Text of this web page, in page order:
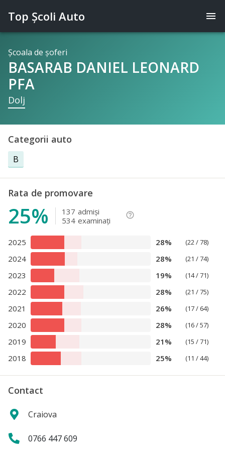
menu
Top Şcoli Auto
Şcoala de şoferi
BASARAB DANIEL LEONARD
PFA
Dolj
Categorii auto
B
Rata de promovare
25% 137 admişi
534 examinaţi
help_outline
2025 28% (22 / 78)
2024 28% (21 / 74)
2023 19% (14 / 71)
2022 28% (21 / 75)
2021 26% (17 / 64)
2020 28% (16 / 57)
2019 21% (15 / 71)
2018 25% (11 / 44)
Contact
Craiova
0766 447 609